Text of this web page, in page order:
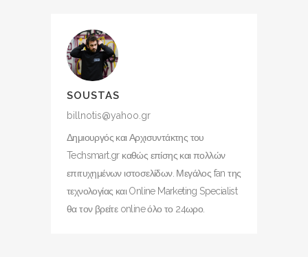
SOUSTAS
billnotis@yahoo.gr
Δημιουργός και Αρχισυντάκτης του
Techsmart.gr καθώς επίσης και πολλών
επιτυχημένων ιστοσελίδων. Μεγάλος fan της
τεχνολογίας και Online Marketing Specialist
θα τον βρείτε online όλο το 24ωρο.